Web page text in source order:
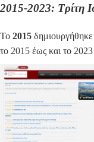
2015-2023: Τρίτη
Το 2015
το 2015 έως και το